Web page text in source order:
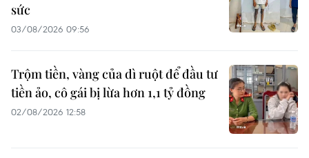
sức
03/08/2026 09:56
Trộm tiền, vàng của dì ruột để đầu tư
tiền ảo, cô gái bị lừa hơn 1,1 tỷ đồng
02/08/2026 12:58